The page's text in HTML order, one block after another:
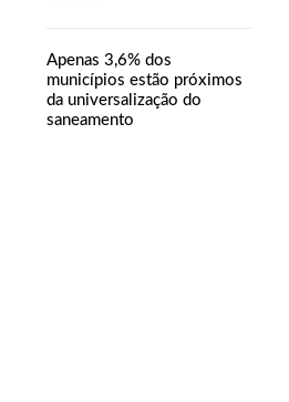
Apenas 3,6% dos
municípios estão próximos
da universalização do
saneamento